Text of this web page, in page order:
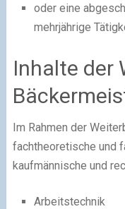
oder eine
mehrjährige
Inhalte der
Im Rahmen der
fachtheoretische und
kaufmännische und
Arbeitstechnik